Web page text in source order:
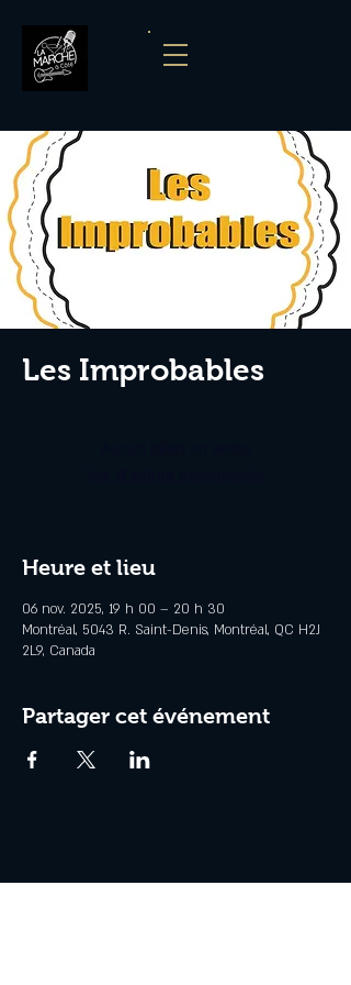
Les Improbables
Heure et lieu
06 nov. 2025, 19 h 00 – 20 h 30
Montréal, 5043 R. Saint-Denis, Montréal, QC H2J
2L9, Canada
Partager cet événement